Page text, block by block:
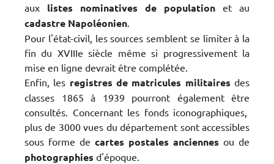
aux listes nominatives de population et au
cadastre Napoléonien
Pour l'état-civil, les sources semblent se limiter à la
fin du XVIIIe siècle même si progressivement la
mise en ligne devrait être complétée.
Enfin, les registres de matricules militaires des
classes 1865 à 1939 pourront également être
consultés. Concernant les fonds iconographiques,
plus de 3000 vues du département sont accessibles
sous forme de cartes postales anciennes ou de
photographies d'époque.